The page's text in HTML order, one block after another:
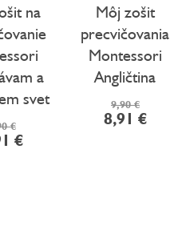
na
a
svet
€
€
Môj zošit
precvičovania
Montessori
Angličtina
9,90 €
8,91 €